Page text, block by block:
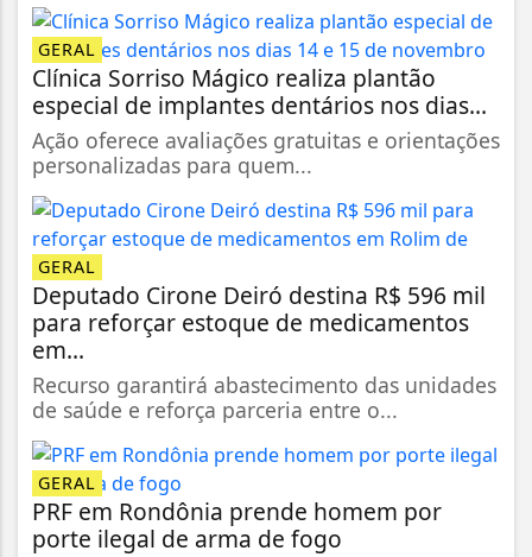
GERAL
Clínica Sorriso Mágico realiza plantão
especial de implantes dentários nos dias...
Ação oferece avaliações gratuitas e orientações
personalizadas para quem...
GERAL
Deputado Cirone Deiró destina R$ 596 mil
para reforçar estoque de medicamentos
em...
Recurso garantirá abastecimento das unidades
de saúde e reforça parceria entre o...
GERAL
PRF em Rondônia prende homem por
porte ilegal de arma de fogo